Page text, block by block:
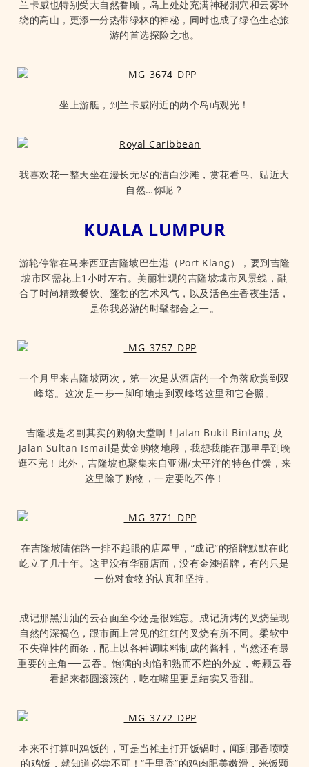
兰卡威也特别受大自然眷顾，岛上处处充满神秘洞穴和云雾环
绕的高山，更添一分热带绿林的神秘，同时也成了绿色生态旅
游的首选探险之地。
坐上游艇，到兰卡威附近的两个岛屿观光！
我喜欢花一整天坐在漫长无尽的洁白沙滩，赏花看鸟、贴近大
自然…你呢？
KUALA LUMPUR
游轮停靠在马来西亚吉隆坡巴生港（Port Klang），要到吉隆
坡市区需花上1小时左右。美丽壮观的吉隆坡城市风景线，融
合了时尚精致餐饮、蓬勃的艺术风气，以及活色生香夜生活，
是你我必游的时髦都会之一。
一个月里来吉隆坡两次，第一次是从酒店的一个角落欣赏到双
峰塔。这次是一步一脚印地走到双峰塔这里和它合照。
吉隆坡是名副其实的购物天堂啊！Jalan Bukit Bintang 及
Jalan Sultan Ismail是黄金购物地段，我想我能在那里早到晚
逛不完！此外，吉隆坡也聚集来自亚洲/太平洋的特色佳馔，来
这里除了购物，一定要吃不停！
在吉隆坡陆佑路一排不起眼的店屋里，“成记”的招牌默默在此
屹立了几十年。这里没有华丽店面，没有金漆招牌，有的只是
一份对食物的认真和坚持。
成记那黑油油的云吞面至今还是很难忘。成记所烤的叉烧呈现
自然的深褐色，跟市面上常见的红红的叉烧有所不同。柔软中
不失弹性的面条，配上以各种调味料制成的酱料，当然还有最
重要的主角──云吞。饱满的肉馅和熟而不烂的外皮，每颗云吞
看起来都圆滚滚的，吃在嘴里更是结实又香甜。
本来不打算叫鸡饭的，可是当摊主打开饭锅时，闻到那香喷喷
的鸡饭，就知道必尝不可！“千里香”的鸡肉肥美嫩滑，米饭颗